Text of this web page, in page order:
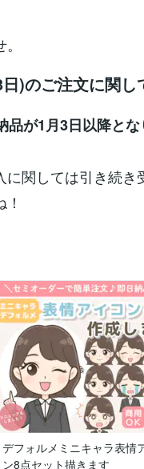
)のご注文に関
品が1月3日以降とな
に関しては引き続
デフォルメミニキャラ表情
ン8点セット描きます